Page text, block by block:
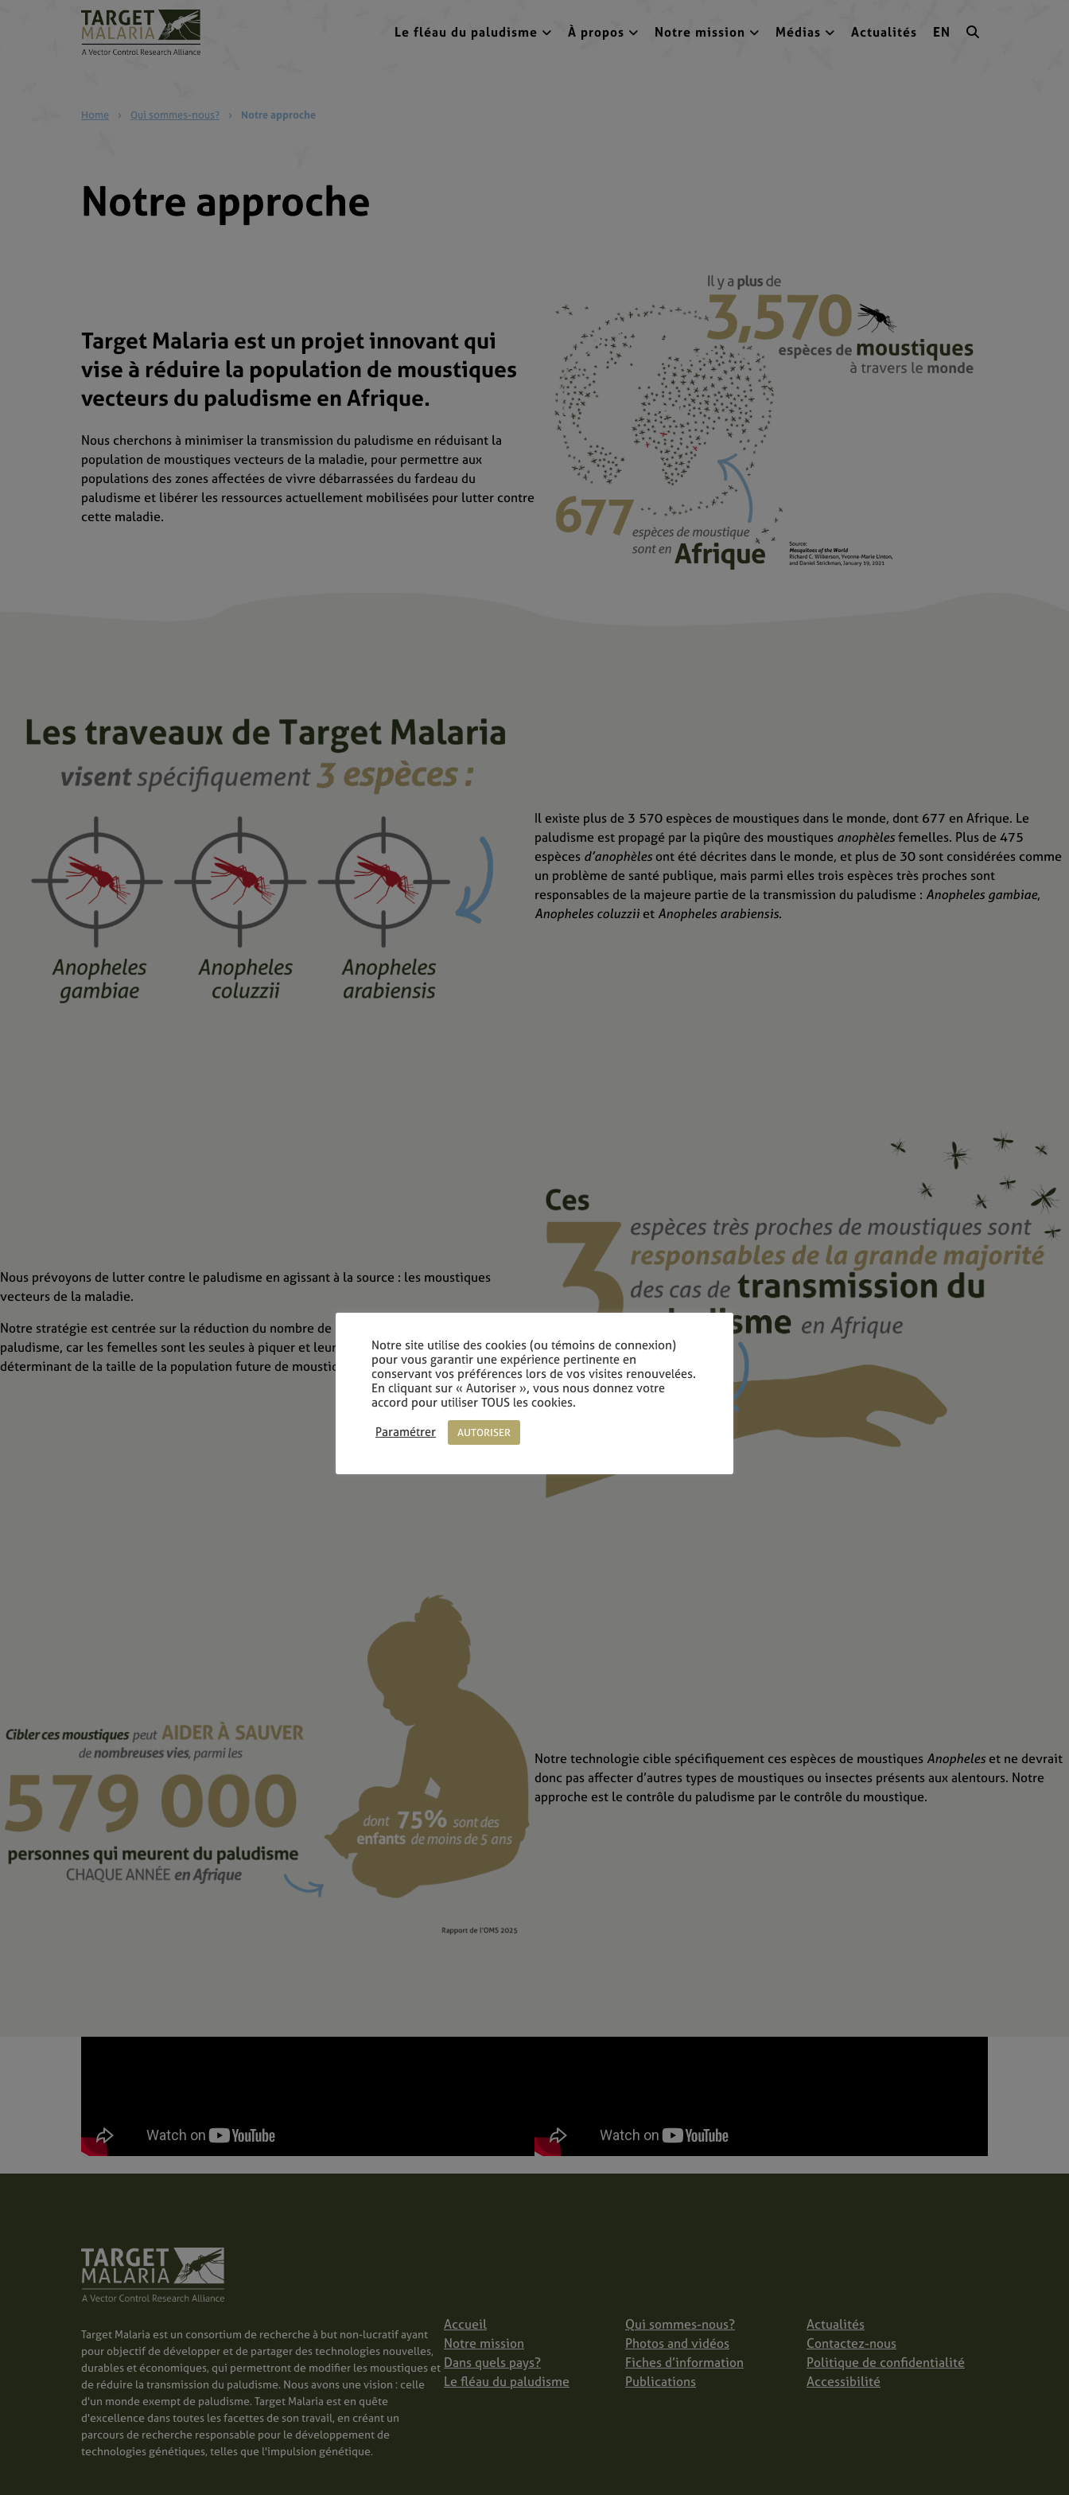
Le fléau du paludisme À propos Notre mission Médias Actualités EN
Home › Qui sommes-nous? › Notre approche
Notre approche
Target Malaria est un projet innovant qui
vise à réduire la population de moustiques
vecteurs du paludisme en Afrique.
Nous cherchons à minimiser la transmission du paludisme en réduisant la
population de moustiques vecteurs de la maladie, pour permettre aux
populations des zones affectées de vivre débarrassées du fardeau du
paludisme et libérer les ressources actuellement mobilisées pour lutter contre
cette maladie.
Il existe plus de 3 570 espèces de moustiques dans le monde, dont 677 en Afrique. Le
paludisme est propagé par la piqûre des moustiques anophèlesfemelles. Plus de 475
espèces d’anophèlesont été décrites dans le monde, et plus de 30 sont considérées comme
un problème de santé publique, mais parmi elles trois espèces très proches sont
responsables de la majeure partie de la transmission du paludisme : Anopheles gambiae,
Anopheles coluzzii et Anopheles arabiensis.
Nous prévoyons de lutter contre le paludisme en agissant à la source : les moustiques
vecteurs de la maladie.
Notre stratégie est centrée sur la réduction du nombre de moustiques femelles vecteurs du
paludisme, car les femelles sont les seules à piquer et leur nombre est habituellement
déterminant de la taille de la population future de moustiques.
Notre technologie cible spécifiquement ces espèces de moustiques Anopheleset ne devrait
donc pas affecter d’autres types de moustiques ou insectes présents aux alentours. Notre
approche est le contrôle du paludisme par le contrôle du moustique.
Target Malaria est un consortium de recherche à but non-lucratif ayant
pour objectif de développer et de partager des technologies nouvelles,
durables et économiques, qui permettront de modifier les moustiques et
de réduire la transmission du paludisme. Nous avons une vision : celle
d'un monde exempt de paludisme. Target Malaria est en quête
d'excellence dans toutes les facettes de son travail, en créant un
parcours de recherche responsable pour le développement de
technologies génétiques, telles que l'impulsion génétique.
Accueil
Notre mission
Dans quels pays?
Le fléau du paludisme
Qui sommes-nous?
Photos and vidéos
Fiches d’information
Publications
Actualités
Contactez-nous
Politique de confidentialité
Accessibilité
Notre site utilise des cookies (ou témoins de connexion)
pour vous garantir une expérience pertinente en
conservant vos préférences lors de vos visites renouvelées.
En cliquant sur « Autoriser », vous nous donnez votre
accord pour utiliser TOUS les cookies.
Paramétrer
AUTORISER